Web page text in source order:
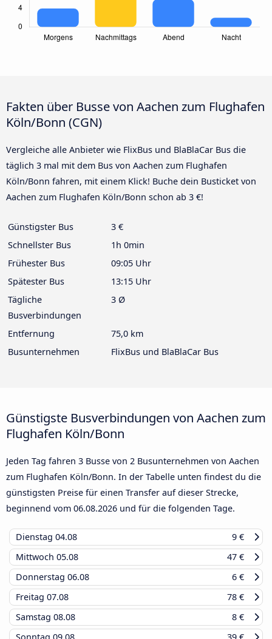
Fakten über Busse von Aachen zum Flughafen
Köln/Bonn (CGN)
Vergleiche alle Anbieter wie FlixBus und BlaBlaCar Bus die
täglich 3 mal mit dem Bus von Aachen zum Flughafen
Köln/Bonn fahren, mit einem Klick! Buche dein Busticket von
Aachen zum Flughafen Köln/Bonn schon ab 3 €!
Günstigster Bus
3 €
Schnellster Bus
1h 0min
Frühester Bus
09:05 Uhr
Spätester Bus
13:15 Uhr
Tägliche
Busverbindungen
3 Ø
Entfernung
75,0 km
Busunternehmen
FlixBus und BlaBlaCar Bus
Günstigste Busverbindungen von Aachen zum
Flughafen Köln/Bonn
Jeden Tag fahren 3 Busse von 2 Busunternehmen von Aachen
zum Flughafen Köln/Bonn. In der Tabelle unten findest du die
günstigsten Preise für einen Transfer auf dieser Strecke,
beginnend vom 06.08.2026 und für die folgenden Tage.
Dienstag 04.08
9 €
Mittwoch 05.08
47 €
Donnerstag 06.08
6 €
Freitag 07.08
78 €
Samstag 08.08
8 €